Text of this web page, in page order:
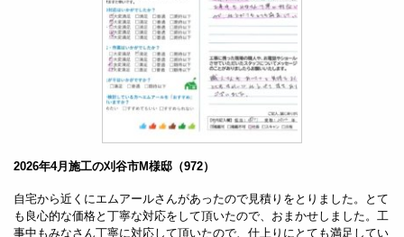
2026年4月施工の刈谷市M様邸（972）
自宅から近くにエムアールさんがあったので見積りをとりました。とて
も良心的な価格と丁寧な対応をして頂いたので、おまかせしました。工
事中もみなさん丁寧に対応して頂いたので、仕上りにとても満足してい